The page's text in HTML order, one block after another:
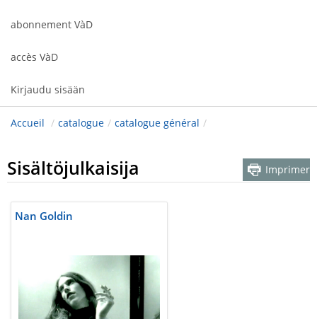
abonnement VàD
accès VàD
Kirjaudu sisään
Accueil / catalogue / catalogue général /
Sisältöjulkaisija Imprimer
Nan Goldin